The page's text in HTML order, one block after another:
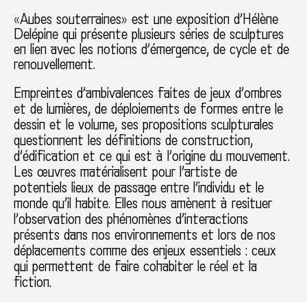
«Aubes souterraines» est une exposition d’Hélène
Delépine qui présente plusieurs séries de sculptures
en lien avec les notions d’émergence, de cycle et de
renouvellement.
Empreintes d’ambivalences faites de jeux d’ombres
et de lumières, de déploiements de formes entre le
dessin et le volume, ses propositions sculpturales
questionnent les définitions de construction,
d’édification et ce qui est à l’origine du mouvement.
Les œuvres matérialisent pour l’artiste de
potentiels lieux de passage entre l’individu et le
monde qu’il habite. Elles nous amènent à resituer
l’observation des phénomènes d’interactions
présents dans nos environnements et lors de nos
déplacements comme des enjeux essentiels : ceux
qui permettent de faire cohabiter le réel et la
fiction.